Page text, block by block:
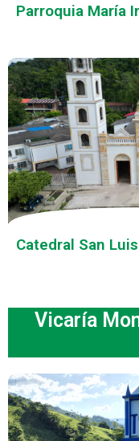
Parroquia María
Catedral San
Vicaría